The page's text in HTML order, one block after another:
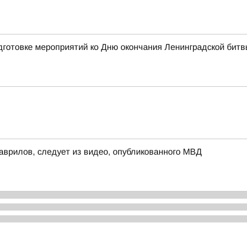
мероприятий ко Дню окончания Ленинградской
следует из видео, опубликованного МВД